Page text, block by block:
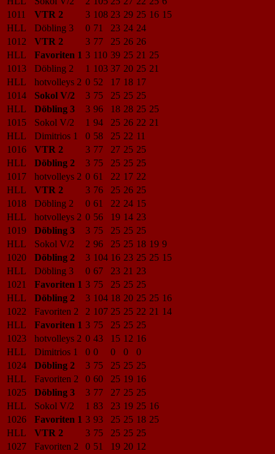
1011
VTR 2 3 108 23 29 25 16 15
HLL
Döbling 3 0 71 23 24 24
1012
VTR 2 3 77 25 26 26
HLL
Favoriten 1 3 110 39 25 21 25
1013
Döbling 2 1 103 37 20 25 21
HLL
hotvolleys 2 0 52 17 18 17
1014
Sokol V/2 3 75 25 25 25
HLL
Döbling 3 3 96 18 28 25 25
1015
Sokol V/2 1 94 25 26 22 21
HLL
Dimitrios 1 0 58 25 22 11
1016
VTR 2 3 77 27 25 25
HLL
Döbling 2 3 75 25 25 25
1017
hotvolleys 2 0 61 22 17 22
HLL
VTR 2 3 76 25 26 25
1018
Döbling 2 0 61 22 24 15
HLL
hotvolleys 2 0 56 19 14 23
1019
Döbling 3 3 75 25 25 25
HLL
Sokol V/2 2 96 25 25 18 19 9
1020
Döbling 2 3 104 16 23 25 25 15
HLL
Döbling 3 0 67 23 21 23
1021
Favoriten 1 3 75 25 25 25
HLL
Döbling 2 3 104 18 20 25 25 16
1022
Favoriten 2 2 107 25 25 22 21 14
HLL
Favoriten 1 3 75 25 25 25
1023
hotvolleys 2 0 43 15 12 16
HLL
Dimitrios 1 0 0 0 0
0
1024
Döbling 2 3 75 25 25 25
HLL
Favoriten 2 0 60 25 19 16
1025
Döbling 3 3 77 27 25 25
HLL
Sokol V/2 1 83 23 19 25 16
1026
Favoriten 1 3 93 25 25 18 25
HLL
VTR 2 3 75 25 25 25
1027
Favoriten 2 0 51 19 20 12